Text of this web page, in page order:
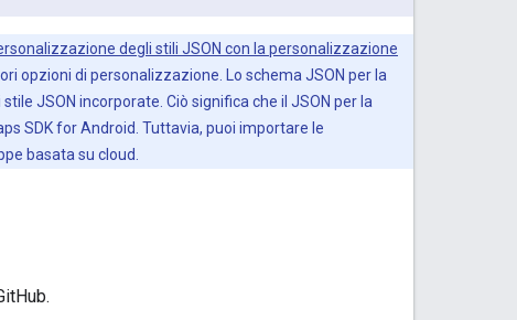
degli stili JSON con la personalizzazione
opzioni di personalizzazione. Lo schema JSON per la
JSON incorporate. Ciò significa che il JSON per la
SDK for Android. Tuttavia, puoi importare le
basata su cloud.